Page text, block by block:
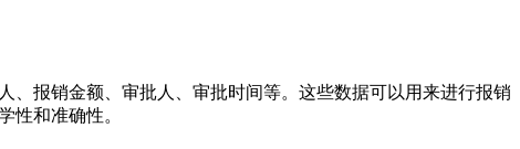
报销金额、审批人、审批时间等。这些数据可以用来进行报销
性和准确性。